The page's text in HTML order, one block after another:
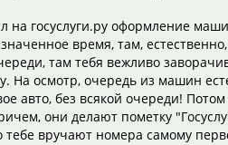
на госуслуги.ру оформление
время, там,
там тебя вежливо
На осмотр, очередь из машин
авто, без всякой очереди!
они делают пометку
тебе вручают номера самому